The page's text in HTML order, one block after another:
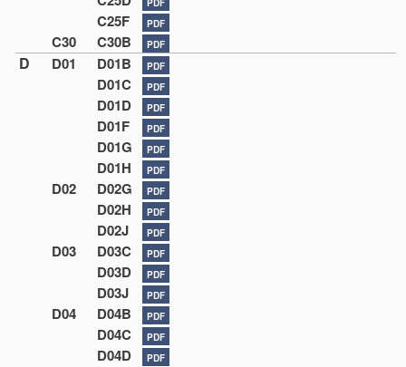
PDF
C25F PDF
C30 C30B PDF
D D01 D01B PDF
D01C PDF
D01D PDF
D01F PDF
D01G PDF
D01H PDF
D02 D02G PDF
D02H PDF
D02J PDF
D03 D03C PDF
D03D PDF
D03J PDF
D04 D04B PDF
D04C PDF
D04D PDF